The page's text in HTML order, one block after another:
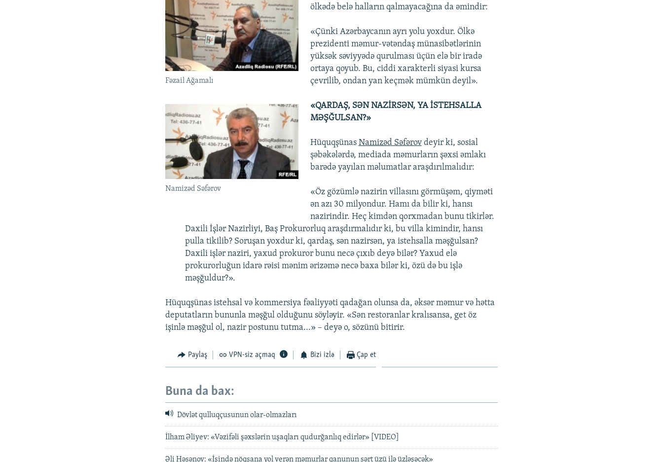
Fəzail Ağamalı
ölkədə belə halların qalmayacağına da əmindir:
«Çünki Azərbaycanın ayrı yolu yoxdur. Ölkə
prezidenti məmur-vətəndaş münasibətlərinin
yüksək səviyyədə qurulması üçün elə bir iradə
ortaya qoyub. Bu, ciddi xarakterli siyasi kursa
çevrilib, ondan yan keçmək mümkün deyil».
Namizəd Səfərov
«QARDAŞ, SƏN NAZİRSƏN, YA İSTEHSALLA
MƏŞĞULSAN?»
Hüquqşünas Namizəd Səfərovdeyir ki, sosial
şəbəkələrdə, mediada məmurların şəxsi əmlakı
barədə yayılan məlumatlar araşdırılmalıdır:
«Öz gözümlə nazirin villasını görmüşəm, qiyməti
ən azı 30 milyondur. Hamı da bilir ki, hansı
nazirindir. Heç kimdən qorxmadan bunu tikirlər.
Daxili İşlər Nazirliyi, Baş Prokurorluq araşdırmalıdır ki, bu villa kimindir, hansı
pulla tikilib? Soruşan yoxdur ki, qardaş, sən nazirsən, ya istehsalla məşğulsan?
Daxili işlər naziri, yaxud prokuror bunu necə çıxıb deyə bilər? Yaxud elə
prokurorluğun idarə rəisi mənim ərizəmə necə baxa bilər ki, özü də bu işlə
məşğuldur?».
Hüquqşünas istehsal və kommersiya fəaliyyəti qadağan olunsa da, əksər məmur və hətta
deputatların bununla məşğul olduğunu söyləyir. «Sən restoranlar kralısansa, get öz
işinlə məşğul ol, nazir postunu tutma...» – deyə o, sözünü bitirir.
Paylaş VPN-siz açmaq Bizi izlə Çap et
Buna da bax:
Dövlət qulluqçusunun olar-olmazları
İlham Əliyev: «Vəzifəli şəxslərin uşaqları qudurğanlıq edirlər» [VIDEO]
Əli Həsənov: «İşində nöqsana yol verən məmurlar qanunun sərt üzü ilə üzləşəcək»